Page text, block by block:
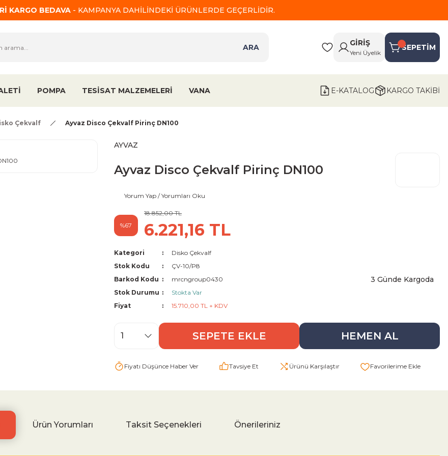
KARGO BEDAVA - KAMPANYA DAHİLİNDEKİ ÜRÜNLERDE GEÇERLİDİR.
ARA
GİRİŞ
Yeni Üyelik
SEPETİM
POMPA TESİSAT MALZEMELERİ VANA E-KATALOG KARGO TAKİBİ
Çekvalf Ayvaz Disco Çekvalf Pirinç DN100
AYVAZ
Ayvaz Disco Çekvalf Pirinç DN100
Yorum Yap / Yorumları Oku
%67
18.852,00 TL
6.221,16 TL
Kategori
Disko Çekvalf
Stok Kodu
ÇV-10/P8
Barkod Kodu
mrcngroup0430
Stok Durumu
Stokta Var
Fiyat
15.710,00 TL + KDV
3 Günde Kargoda
SEPETE EKLE HEMEN AL
Fiyatı Düşünce Haber Ver Tavsiye Et Ürünü Karşılaştır
Ürün Yorumları Taksit Seçenekleri Önerileriniz